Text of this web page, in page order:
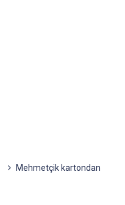
Mehmetçik kartondan